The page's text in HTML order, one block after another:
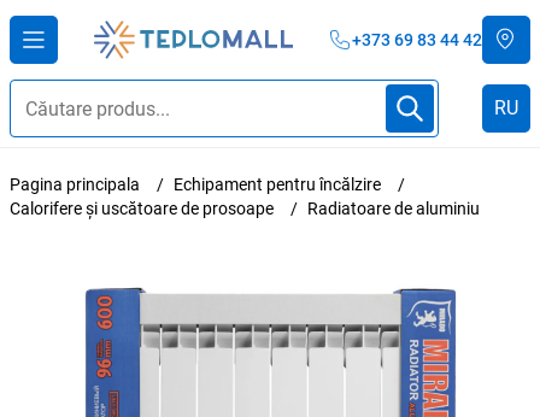
+373 69 83 44 42
RU
Pagina principala
Echipament pentru încălzire
Calorifere și uscătoare de prosoape
Radiatoare de aluminiu